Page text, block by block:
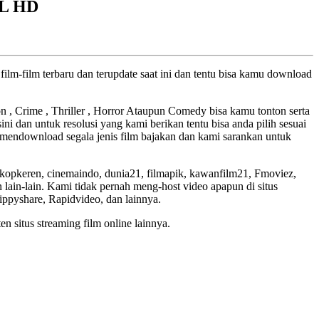
HD
film terbaru dan terupdate saat ini dan tentu bisa kamu download
, Crime , Thriller , Horror Ataupun Comedy bisa kamu tonton serta
dan untuk resolusi yang kami berikan tentu bisa anda pilih sesuai
segala jenis film bajakan dan kami sarankan untuk
cinemaindo, dunia21, filmapik, kawanfilm21, Fmoviez,
lain. Kami tidak pernah meng-host video apapun di situs
Rapidvideo, dan lainnya.
situs streaming film online lainnya.